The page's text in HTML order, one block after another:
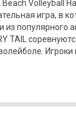
Beach Volleyball
игра, в
из популярного
TAIL
Игроки